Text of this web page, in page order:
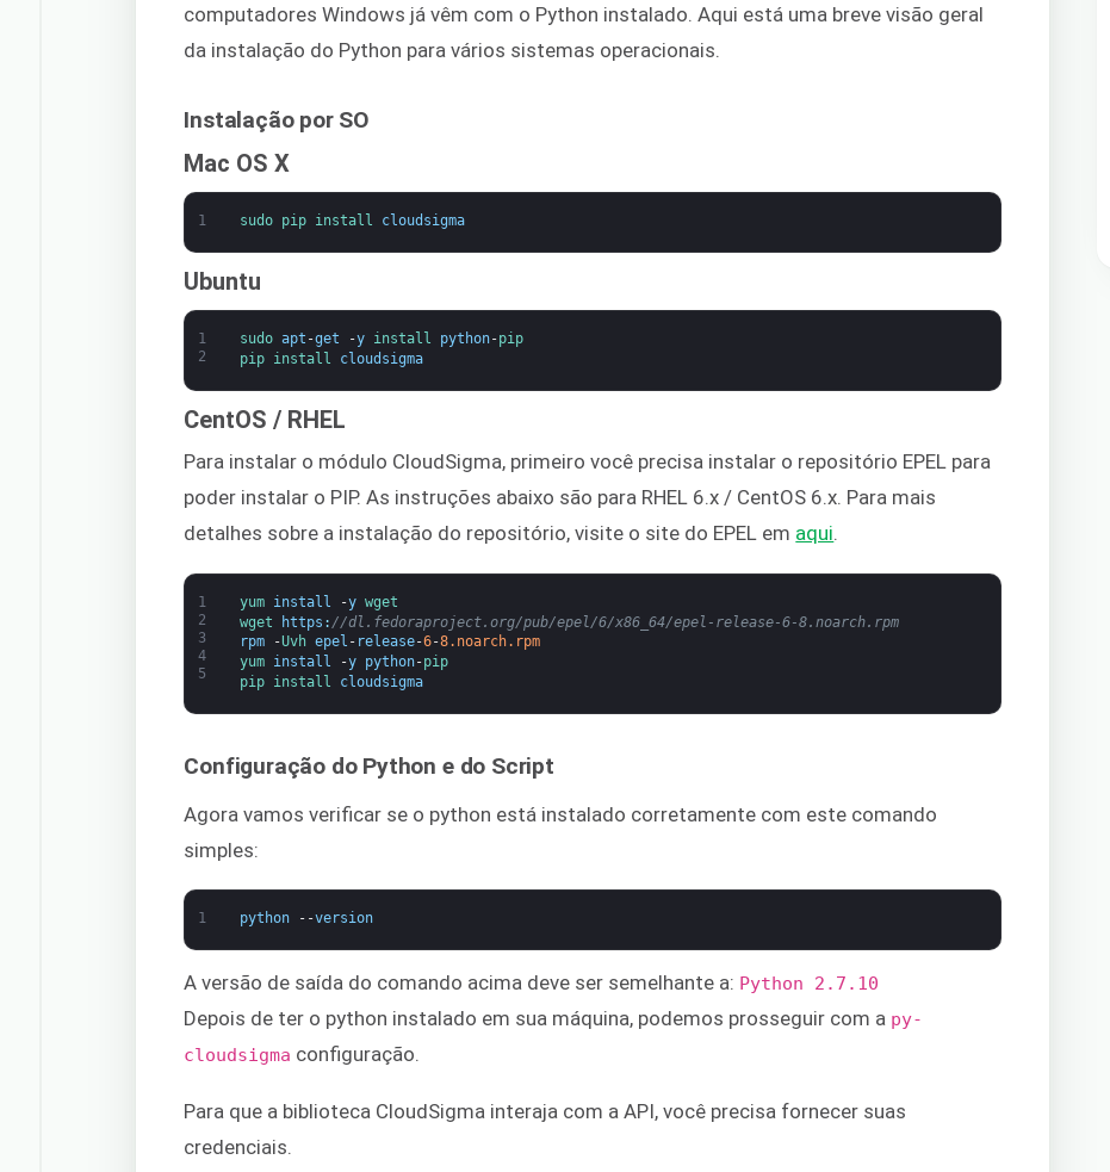
computadores Windows já vêm com o Python instalado. Aqui está uma breve visão geral
da instalação do Python para vários sistemas operacionais.
Instalação por SO
Mac OS X
1 sudo pip install cloudsigma
Ubuntu
1
2
sudo apt -get -y install python-pip
pip install cloudsigma
CentOS / RHEL
Para instalar o módulo CloudSigma, primeiro você precisa instalar o repositório EPEL para
poder instalar o PIP. As instruções abaixo são para RHEL 6.x / CentOS 6.x. Para mais
detalhes sobre a instalação do repositório, visite o site do EPEL em aqui.
1
2
3
4
5
yum install -y wget
wget
https : //dl.fedoraproject.org/pub/epel/6/x86_64/epel-release-6-8.noarch.rpm
rpm
-Uvh epel - release-6-8.noarch.rpm
yum install -y python-pip
pip install cloudsigma
Configuração do Python e do Script
Agora vamos verificar se o python está instalado corretamente com este comando
simples:
1 python --version
A versão de saída do comando acima deve ser semelhante a: Python 2.7.10
Depois de ter o python instalado em sua máquina, podemos prosseguir com a py-
cloudsigma configuração.
Para que a biblioteca CloudSigma interaja com a API, você precisa fornecer suas
credenciais.